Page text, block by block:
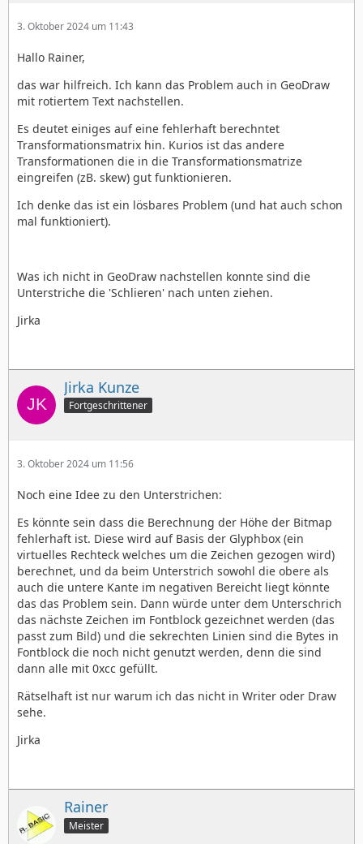
3. Oktober 2024 um 11:43
Hallo Rainer,
das war hilfreich. Ich kann das Problem auch in GeoDraw
mit rotiertem Text nachstellen.
Es deutet einiges auf eine fehlerhaft berechntet
Transformationsmatrix hin. Kurios ist das andere
Transformationen die in die Transformationsmatrize
eingreifen (zB. skew) gut funktionieren.
Ich denke das ist ein lösbares Problem (und hat auch schon
mal funktioniert).
Was ich nicht in GeoDraw nachstellen konnte sind die
Unterstriche die 'Schlieren' nach unten ziehen.
Jirka
Jirka Kunze
Fortgeschrittener
3. Oktober 2024 um 11:56
Noch eine Idee zu den Unterstrichen:
Es könnte sein dass die Berechnung der Höhe der Bitmap
fehlerhaft ist. Diese wird auf Basis der Glyphbox (ein
virtuelles Rechteck welches um die Zeichen gezogen wird)
berechnet, und da beim Unterstrich sowohl die obere als
auch die untere Kante im negativen Bereicht liegt könnte
das das Problem sein. Dann würde unter dem Unterschrich
das nächste Zeichen im Fontblock gezeichnet werden (das
passt zum Bild) und die sekrechten Linien sind die Bytes in
Fontblock die noch nicht genutzt werden, denn die sind
dann alle mit 0xcc gefüllt.
Rätselhaft ist nur warum ich das nicht in Writer oder Draw
sehe.
Jirka
Rainer
Meister